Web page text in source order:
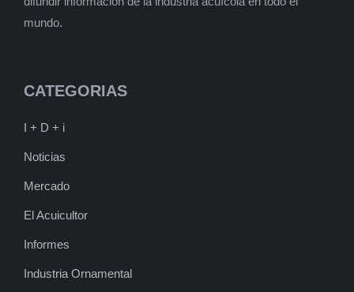
mundo.
CATEGORIAS
I + D + i
Noticias
Mercado
El Acuicultor
Informes
Industria Ornamental